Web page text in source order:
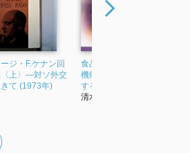
ジ・F.ケナン回
上〉―対ソ外交
て (1973年)
食品機能の表示と科学
機能性表示食品を理解
する
清水俊雄